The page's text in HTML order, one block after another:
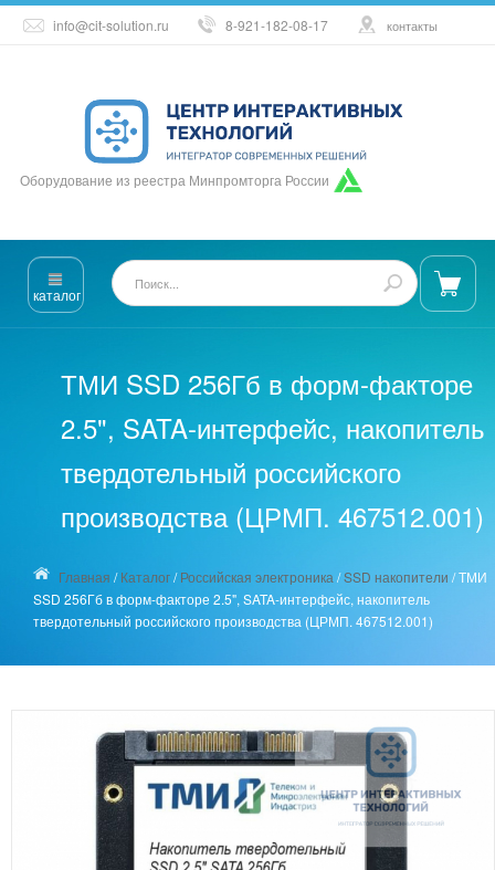
info@cit-solution.ru 8-921-182-08-17 контакты
Оборудование из реестра Минпромторга России
каталог
ТМИ SSD 256Гб в форм-факторе
2.5", SATA-интерфейс, накопитель
твердотельный российского
производства (ЦРМП. 467512.001)
Главная /Каталог/Российская электроника /SSD накопители /ТМИ
SSD 256Гб в форм-факторе 2.5", SATA-интерфейс, накопитель
твердотельный российского производства (ЦРМП. 467512.001)